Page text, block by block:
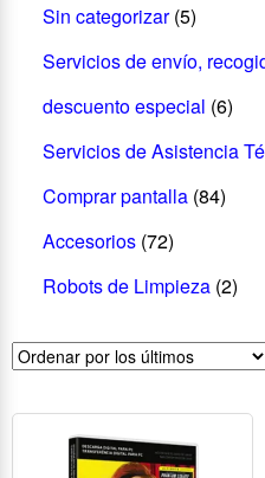
Sin categorizar (5)
Servicios de envío,
descuento especial (6)
Servicios de Asistencia
Comprar pantalla (84)
Accesorios (72)
Robots de Limpieza (2)